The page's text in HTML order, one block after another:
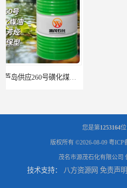
您是第1253164
版权所有 ©2026-08-09 粤ICP
茂名市源茂石化有限公司
技术支持： 八方资源网 免责声明